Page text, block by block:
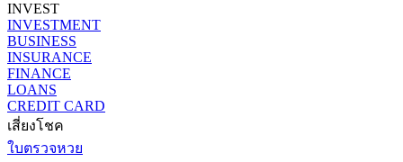
INVEST
INVESTMENT
BUSINESS
INSURANCE
FINANCE
LOANS
CREDIT CARD
เสี่ยงโชค
ใบตรวจหวย